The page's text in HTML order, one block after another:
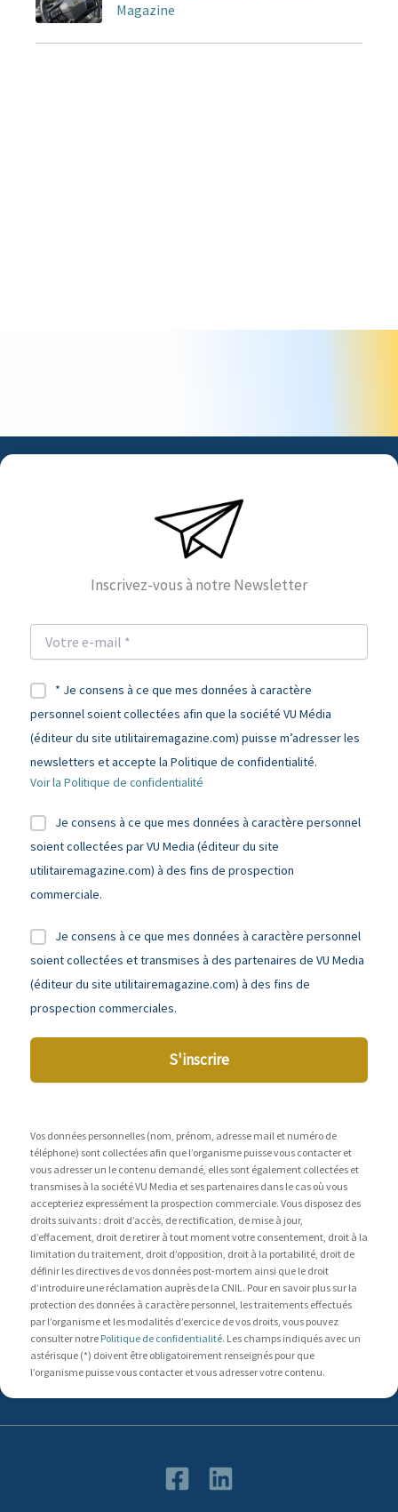
Magazine
Inscrivez-vous à notre Newsletter
* Je consens à ce que mes données à caractère
personnel soient collectées afin que la société VU Média
(éditeur du site utilitairemagazine.com) puisse m’adresser les
newsletters et accepte la Politique de confidentialité.
Voir la Politique de confidentialité
Je consens à ce que mes données à caractère personnel
soient collectées par VU Media (éditeur du site
utilitairemagazine.com) à des fins de prospection
commerciale.
Je consens à ce que mes données à caractère personnel
soient collectées et transmises à des partenaires de VU Media
(éditeur du site utilitairemagazine.com) à des fins de
prospection commerciales.
S'inscrire
Vos données personnelles (nom, prénom, adresse mail et numéro de
téléphone) sont collectées afin que l’organisme puisse vous contacter et
vous adresser un le contenu demandé, elles sont également collectées et
transmises à la société VU Media et ses partenaires dans le cas où vous
accepteriez expressément la prospection commerciale. Vous disposez des
droits suivants : droit d’accès, de rectification, de mise à jour,
d’effacement, droit de retirer à tout moment votre consentement, droit à la
limitation du traitement, droit d’opposition, droit à la portabilité, droit de
définir les directives de vos données post-mortem ainsi que le droit
d’introduire une réclamation auprès de la CNIL. Pour en savoir plus sur la
protection des données à caractère personnel, les traitements effectués
par l’organisme et les modalités d’exercice de vos droits, vous pouvez
consulter notre Politique de confidentialité. Les champs indiqués avec un
astérisque (*) doivent être obligatoirement renseignés pour que
l’organisme puisse vous contacter et vous adresser votre contenu.